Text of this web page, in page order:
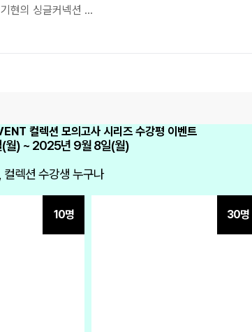
[26364] 김기현의 싱글커넥션 기하
월) ~ 2025년 9월 8일(월)
렉션 수강생 누구나
10명 30명